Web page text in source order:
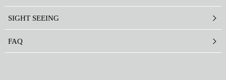
SIGHT SEEING
FAQ